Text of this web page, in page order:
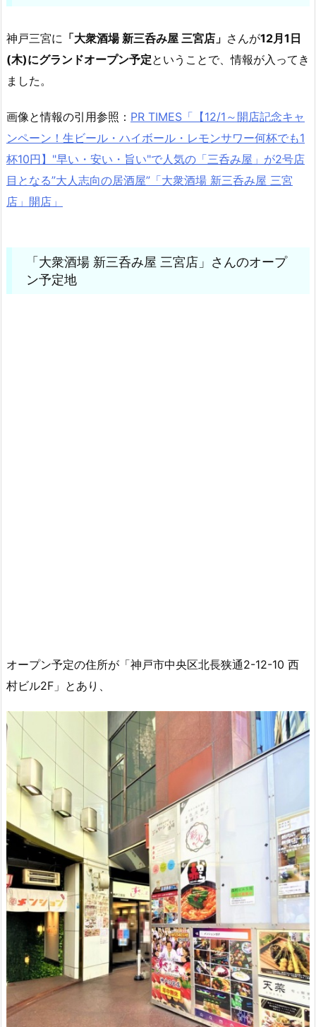
神戸三宮に 「大衆酒場 新三呑み屋 三宮店」 さんが12月1日
(木)にグランドオープン予定ということで、情報が入ってき
ました。
画像と情報の引用参照： PR TIMES「【12/1～開店記念キャ
ンペーン！生ビール・ハイボール・レモンサワー何杯でも1
杯10円】"早い・安い・旨い"で人気の「三呑み屋」が2号店
目となる”大人志向の居酒屋”「大衆酒場 新三呑み屋 三宮
店」開店」
「大衆酒場 新三呑み屋 三宮店」さんのオープ
ン予定地
オープン予定の住所が「神戸市中央区北長狭通2-12-10 西
村ビル2F」とあり、